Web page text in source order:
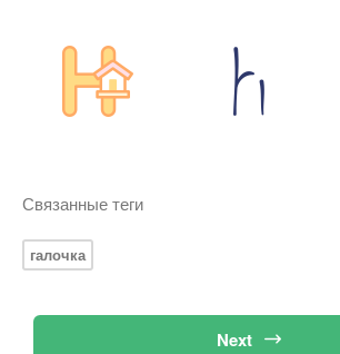
Связанные теги
галочка
Next